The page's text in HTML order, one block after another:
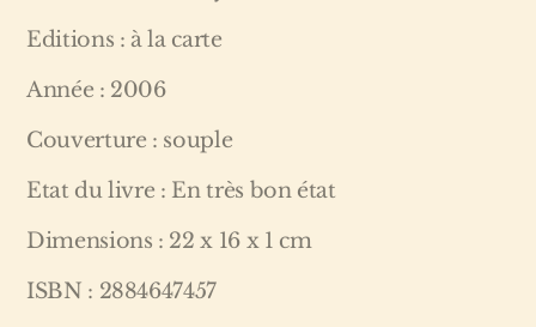
Editions : à la carte
Année : 2006
Couverture : souple
Etat du livre : En très bon état
Dimensions : 22 x 16 x 1 cm
ISBN : 2884647457